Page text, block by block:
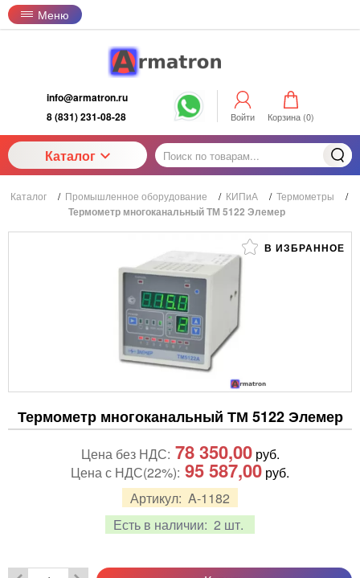
Меню
info@armatron.ru
8 (831) 231-08-28
Войти Корзина (0)
Каталог
Каталог / Промышленное оборудование / КИПиА / Термометры /
Термометр многоканальный ТМ 5122 Элемер
В ИЗБРАННОЕ
Термометр многоканальный ТМ 5122 Элемер
Артикул: A-1182
Есть в наличии: 2 шт.
Цена без НДС: 78 350,00руб.
Цена с НДС(22%): 95 587,00 руб.